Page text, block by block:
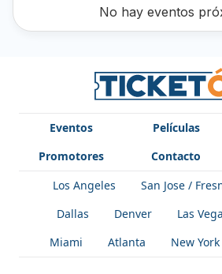
No hay eventos
Eventos Películas
Promotores
Contacto
Los Angeles
San Jose /
Dallas
Denver Las
Miami
Atlanta New York